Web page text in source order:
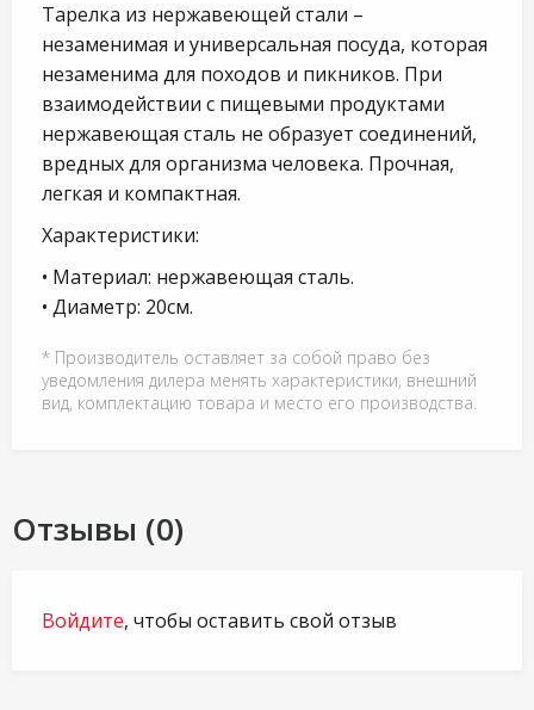
Тарелка из нержавеющей стали –
незаменимая и универсальная посуда, которая
незаменима для походов и пикников. При
взаимодействии с пищевыми продуктами
нержавеющая сталь не образует соединений,
вредных для организма человека. Прочная,
легкая и компактная.
Характеристики:
• Материал: нержавеющая сталь.
• Диаметр: 20см.
* Производитель оставляет за собой право без
уведомления дилера менять характеристики, внешний
вид, комплектацию товара и место его производства.
Отзывы (0)
Войдите, чтобы оставить свой отзыв